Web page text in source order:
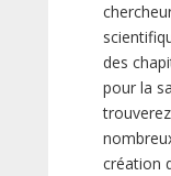
des
pour la
création